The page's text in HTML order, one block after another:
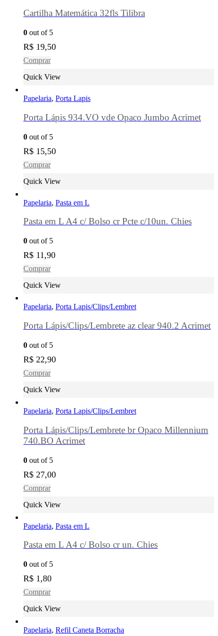
Cartilha Matemática 32fls Tilibra
0 out of 5
R$ 19,50
Comprar
Quick View
Papelaria, Porta Lapis
Porta Lápis 934.VO vde Opaco Jumbo Acrimet
0 out of 5
R$ 15,50
Comprar
Quick View
Papelaria, Pasta em L
Pasta em L A4 c/ Bolso cr Pcte c/10un. Chies
0 out of 5
R$ 11,90
Comprar
Quick View
Papelaria, Porta Lapis/Clips/Lembret
Porta Lápis/Clips/Lembrete az clear 940.2 Acrimet
0 out of 5
R$ 22,90
Comprar
Quick View
Papelaria, Porta Lapis/Clips/Lembret
Porta Lápis/Clips/Lembrete br Opaco Millennium
740.BO Acrimet
0 out of 5
R$ 27,00
Comprar
Quick View
Papelaria, Pasta em L
Pasta em L A4 c/ Bolso cr un. Chies
0 out of 5
R$ 1,80
Comprar
Quick View
Papelaria, Refil Caneta Borracha